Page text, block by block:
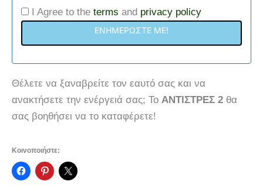
I Agree to the terms and privacy policy
ΕΝΗΜΕΡΏΣΤΕ ΜΕ!
Θέλετε να ξαναβρείτε τον εαυτό σας και να
ανακτήσετε την ενέργειά σας; Το ΑΝΤΙΣΤΡΕΣ 2 θα
σας βοηθήσει να το καταφέρετε!
Κοινοποιήστε: